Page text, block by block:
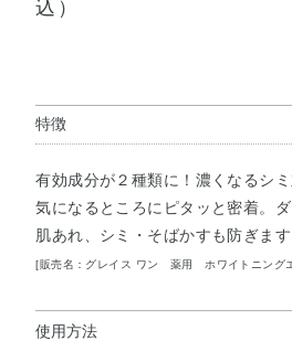
込）
特徴
有効成分が２種類に！濃くなるシミ
気になるところにピタッと密着。ダ
肌あれ、シミ・そばかすも防ぎます
[販売名：グレイス ワン 薬用 ホワイトニング
使用方法